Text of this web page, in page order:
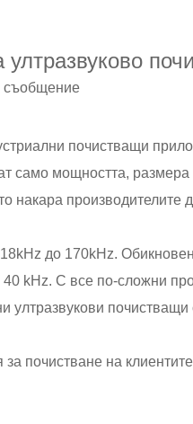
съобщение
почистващи
само мощността, размера
производителите
до 170kHz.
kHz. С все по-сложни
почистващи
почистване на